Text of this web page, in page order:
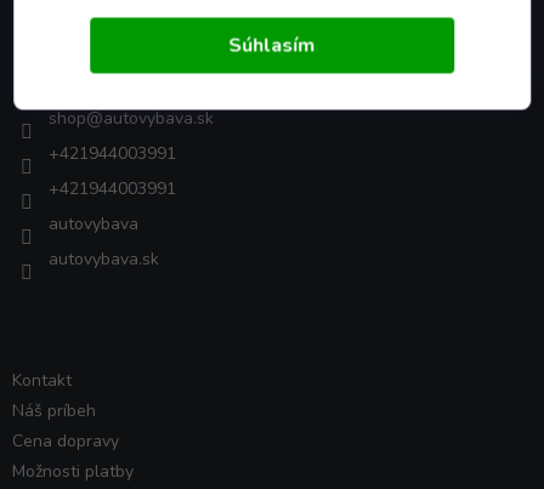
Súhlasím
shop@autovybava.sk
+421944003991
+421944003991
autovybava
autovybava.sk
Kontakt
Náš príbeh
Cena dopravy
Možnosti platby